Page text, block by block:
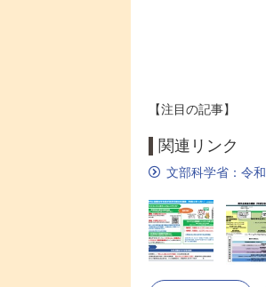
【注目の記事】
関連リンク
文部科学省：令